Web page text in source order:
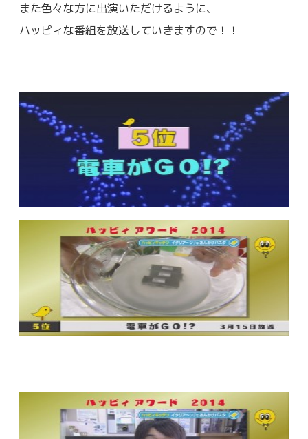
また色々な方に出演いただけるように、
ハッピィな番組を放送していきますので！！